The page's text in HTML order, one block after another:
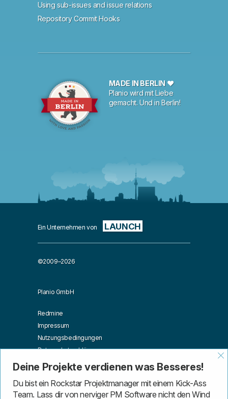
Deine Projekte verdienen was Besseres!
Du bist ein Rockstar Projektmanager mit einem Kick-Ass
Team. Lass dir von nerviger PM Software nicht den Wind
Using sub-issues and issue relations
Repository Commit Hooks
MADE IN BERLIN ♥
Planio wird mit Liebe
gemacht. Und in Berlin!
Ein Unternehmen von LAUNCH
©2009–2026
Planio GmbH
Redmine
Impressum
Nutzungsbedingungen
Datenschutzerklärung
Affiliates
API